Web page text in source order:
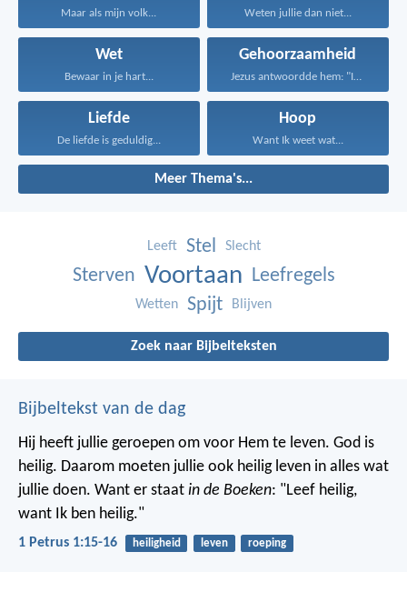
Maar als mijn volk... Weten jullie dan niet...
Wet
Bewaar in je hart...
Gehoorzaamheid
Jezus antwoordde hem: "Iemand...
Liefde
De liefde is geduldig...
Hoop
Want Ik weet wat...
Meer Thema's...
Leeft Stel Slecht
Sterven Voortaan Leefregels
Wetten Spijt Blijven
Zoek naar Bijbelteksten
Bijbeltekst van de dag
Hij heeft jullie geroepen om voor Hem te leven. God is
heilig. Daarom moeten jullie ook heilig leven in alles wat
jullie doen. Want er staat in de Boeken: "Leef heilig,
want Ik ben heilig."
1 Petrus 1:15-16 heiligheid leven roeping